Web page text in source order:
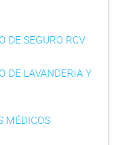
DE SEGURO RCV
DE LAVANDERIA Y
MÉDICOS